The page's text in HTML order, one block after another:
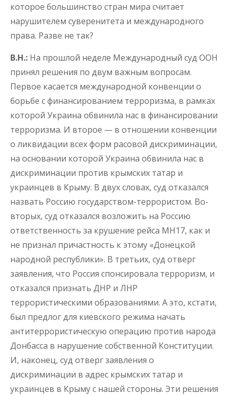
которое большинство стран мира считает
нарушителем суверенитета и международного
права. Разве не так?
В.Н.: На прошлой неделе Международный суд ООН
принял решения по двум важным вопросам.
Первое касается международной конвенции о
борьбе с финансированием терроризма, в рамках
которой Украина обвинила нас в финансировании
терроризма. И второе — в отношении конвенции
о ликвидации всех форм расовой дискриминации,
на основании которой Украина обвинила нас в
дискриминации против крымских татар и
украинцев в Крыму. В двух словах, суд отказался
назвать Россию государством-террористом. Во-
вторых, суд отказался возложить на Россию
ответственность за крушение рейса MH17, как и
не признал причастность к этому «Донецкой
народной республики». В третьих, суд отверг
заявления, что Россия спонсировала терроризм, и
отказался признать ДНР и ЛНР
террористическими образованиями. А это, кстати,
был предлог для киевского режима начать
антитеррористическую операцию против народа
Донбасса в нарушение собственной Конституции.
И, наконец, суд отверг заявления о
дискриминации в адрес крымских татар и
украинцев в Крыму с нашей стороны. Эти решения